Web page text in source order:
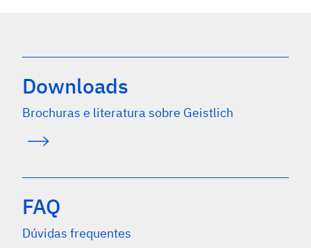
Downloads
Brochuras e literatura sobre Geistlich
FAQ
Dúvidas frequentes